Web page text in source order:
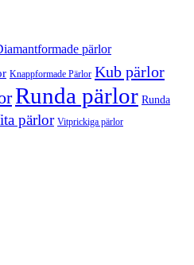
pärlor
Knappformade Pärlor Kub pärlor
Runda pärlor Runda
pärlor Vitprickiga pärlor